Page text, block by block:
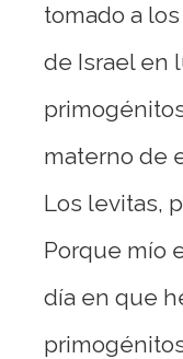
tomado a
de Israel en
materno de
Los levitas,
Porque mío
día en que